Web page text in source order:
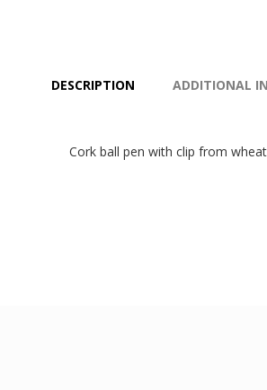
DESCRIPTION ADDITIONAL
Cork ball pen with clip from